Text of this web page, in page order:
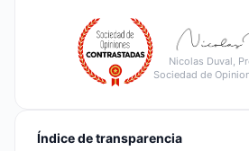
Nicolas Duval,
Sociedad de
Índice de transparencia